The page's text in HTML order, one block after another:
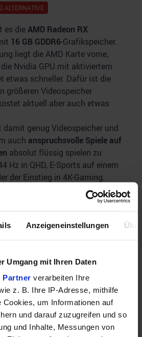
Anzeigeneinstellungen
Umgang mit Ihren Daten
Partner verarbeiten Ihre
z. B. Ihre IP-Adresse, mithilfe
Cookies, um Informationen auf
und darauf zuzugreifen und so
und Inhalte, Messungen von
ALTERNATIVE
es dieAMD Radeon RX
16 GB GDDR6-Grafikspeicher.
liegt die AMD Karte vorne,
Nvidia GPU mit aktiviertem
etwas schneller. Dafür ist die
größeren Videospeicher
aktuell aber auch etwas
damit genug Videospeicher und
auch anspruchsvolle Spiele auf
absolut flüssig spielen zu
Hz in QHD, E-Sports auf einem
der Einstieg in 4K-Gaming.
allen Aufgaben gewachsen
die Leistung angeht, auf keinen